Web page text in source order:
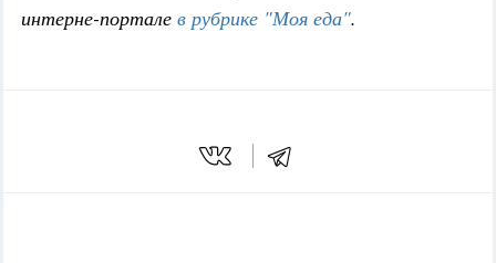
интерне-портале в рубрике "Моя еда".